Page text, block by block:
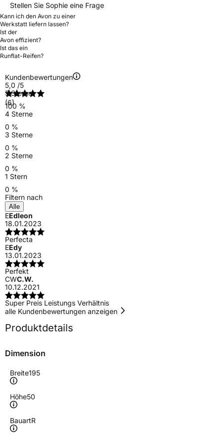
Stellen Sie Sophie eine Frage
Kann ich den Avon zu einer
Werkstatt liefern lassen?
Ist der
Avon effizient?
Ist das ein
Runflat-Reifen?
Kundenbewertungen
5,0 /5
(6)
5 Sterne
100 %
4 Sterne
0 %
3 Sterne
0 %
2 Sterne
0 %
1 Stern
0 %
Filtern nach
Alle
EEdleon
18.01.2023
Perfecta
EEdy
13.01.2023
Perfekt
CWC.W.
10.12.2021
Super Preis Leistungs Verhältnis
alle Kundenbewertungen anzeigen
Produktdetails
Dimension
Breite195
Höhe50
BauartR